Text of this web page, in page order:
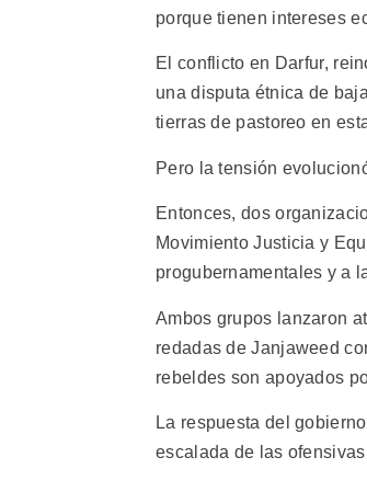
porque tienen intereses
El conflicto en Darfur,
una disputa étnica de
tierras de pastoreo en
Pero la tensión
Entonces, dos
Movimiento Justicia y
progubernamentales y a
Ambos grupos lanzaron
redadas de Janjaweed
rebeldes son apoyados
La respuesta del
escalada de las